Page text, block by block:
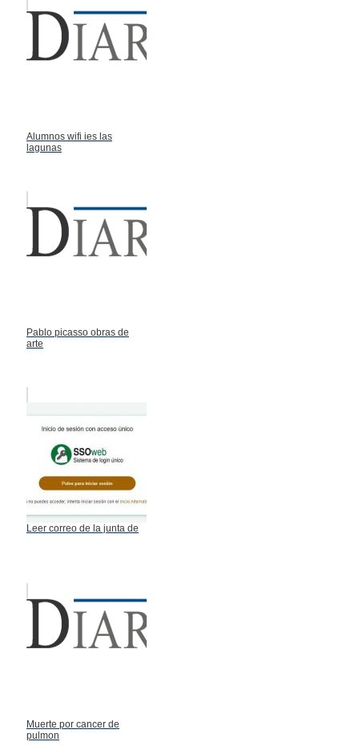
Alumnos wifi ies las
lagunas
Pablo picasso obras de
arte
Leer correo de la junta de
Muerte por cancer de
pulmon